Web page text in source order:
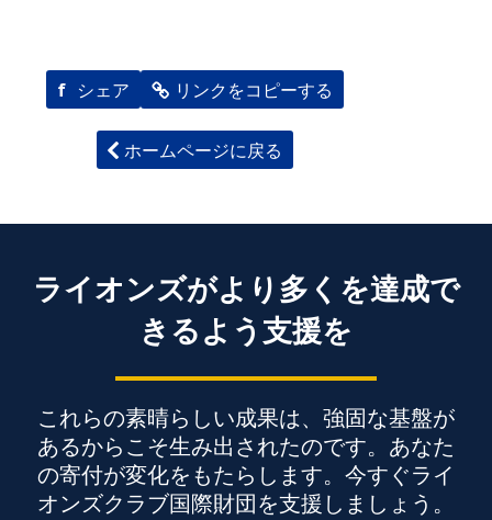
f シェア リンクをコピーする
ホームページに戻る
ライオンズがより多くを達成で
きるよう支援を
これらの素晴らしい成果は、強固な基盤が
あるからこそ生み出されたのです。あなた
の寄付が変化をもたらします。今すぐライ
オンズクラブ国際財団を支援しましょう。